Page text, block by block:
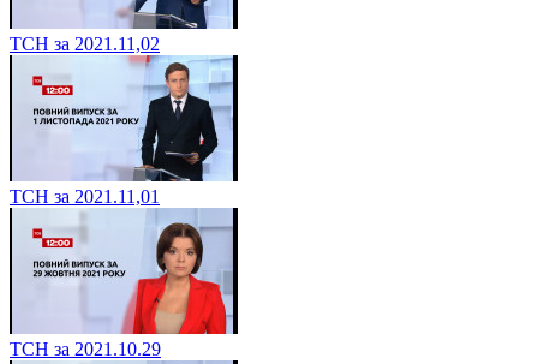
ТСН за 2021.11,02
ТСН за 2021.11,01
ТСН за 2021.10.29